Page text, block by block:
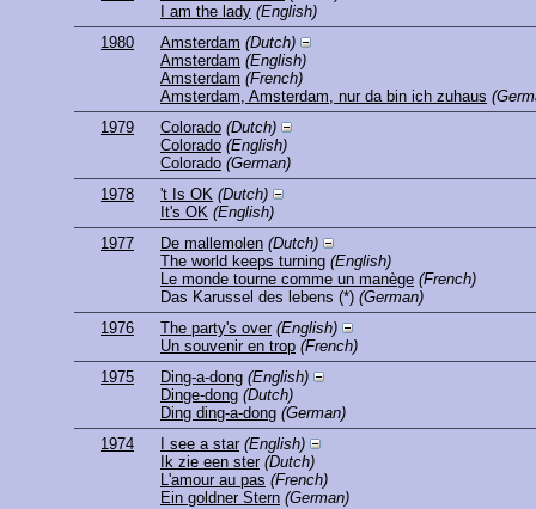
I am the lady (English)
1980
Amsterdam (Dutch)
Amsterdam (English)
Amsterdam (French)
Amsterdam, Amsterdam, nur da bin ich zuhaus
1979
Colorado (Dutch)
Colorado (English)
Colorado (German)
1978
't Is OK (Dutch)
It's OK (English)
1977
De mallemolen (Dutch)
The world keeps turning (English)
Le monde tourne comme un manège (French)
Das Karussel des lebens (*) (German)
1976
The party's over (English)
Un souvenir en trop (French)
1975
Ding-a-dong (English)
Dinge-dong (Dutch)
Ding ding-a-dong (German)
1974
I see a star (English)
Ik zie een ster (Dutch)
L'amour au pas (French)
Ein goldner Stern (German)